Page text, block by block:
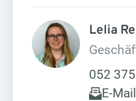
Lelia
052
E-Mail